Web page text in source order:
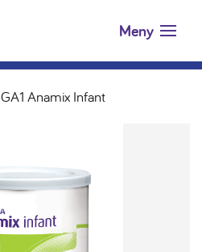
Meny
GA1 Anamix Infant